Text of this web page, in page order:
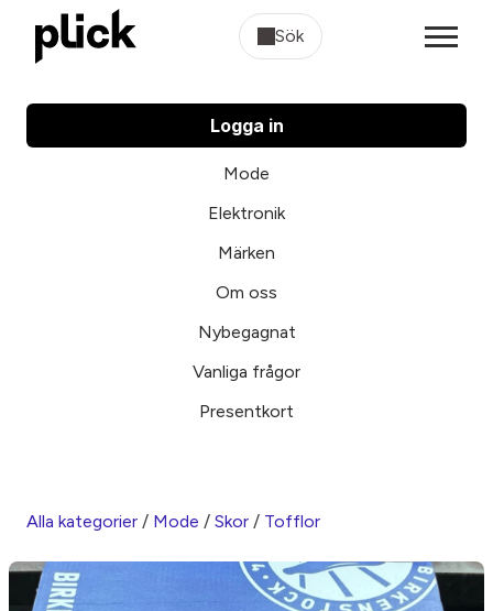
Sök
Logga in
Mode
Elektronik
Märken
Om oss
Nybegagnat
Vanliga frågor
Presentkort
Alla kategorier / Mode / Skor / Tofflor